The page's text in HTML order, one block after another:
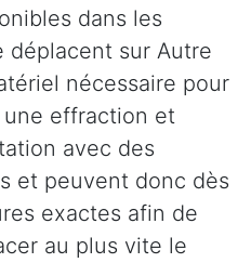
dans les
déplacent sur Autre
nécessaire pour
effraction et
avec des
et peuvent donc dès
exactes afin de
au plus vite le